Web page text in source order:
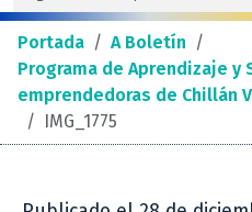
Portada / A Boletín /
Programa de Aprendizaje y
emprendedoras de Chillán
/ IMG_1775